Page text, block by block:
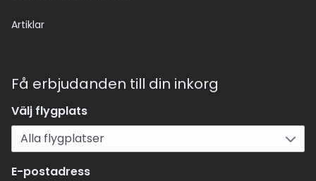
Artiklar
Få erbjudanden till din inkorg
Välj flygplats
E-postadress